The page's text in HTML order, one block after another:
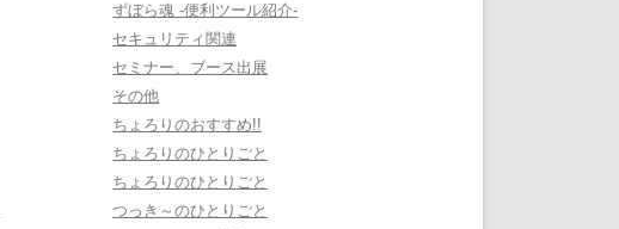
ずぼら魂 -便利ツール紹介-
セキュリティ関連
セミナー、ブース出展
その他
ちょろりのおすすめ!!
ちょろりのひとりごと
ちょろりのひとりごと
つっき～のひとりごと